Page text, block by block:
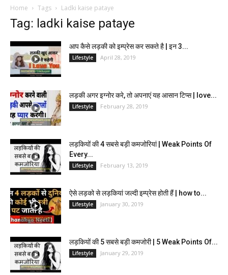
Home Tags Ladki kaise pataye
Tag: ladki kaise pataye
आप कैसे लड़की को इम्प्रेस कर सकते है | इन 3...
Lifestyle April 28, 2019
लड़की अगर इग्नोर करे, तो अपनाएं यह आसान टिप्स | love...
Lifestyle February 28, 2019
लड़कियों की 4 सबसे बड़ी कमजोरियां | Weak Points Of
Every...
Lifestyle February 13, 2019
ऐसे लड़को से लड़कियां जल्दी इम्प्रेस होती हैं | how to...
Lifestyle January 30, 2019
लड़कियों की 5 सबसे बड़ी कमजोरी | 5 Weak Points Of...
Lifestyle January 29, 2019